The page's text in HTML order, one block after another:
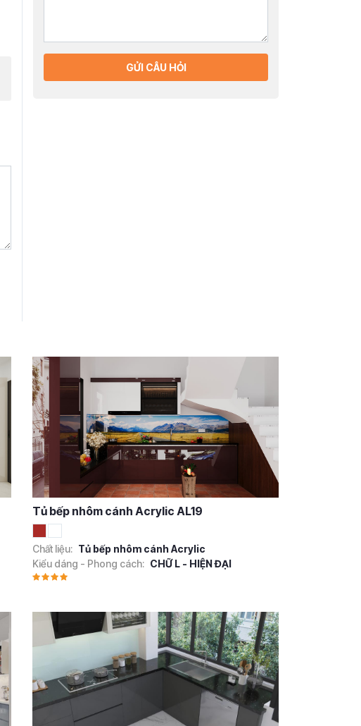
GỬI CÂU HỎI
Tủ bếp nhôm cánh Acrylic AL19
Chất liệu: Tủ bếp nhôm cánh Acrylic
Kiểu dáng - Phong cách: CHỮ L - HIỆN ĐẠI